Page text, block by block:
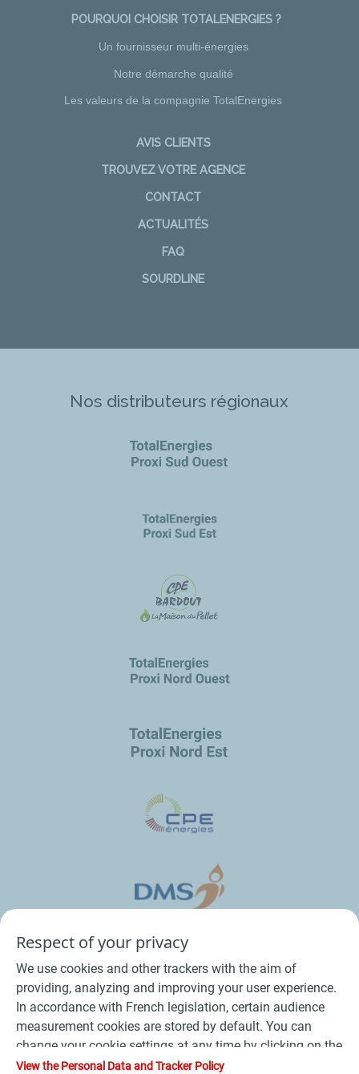
POURQUOI CHOISIR TOTALENERGIES ?
Un fournisseur multi-énergies
Notre démarche qualité
Les valeurs de la compagnie TotalEnergies
AVIS CLIENTS
TROUVEZ VOTRE AGENCE
CONTACT
ACTUALITÉS
FAQ
SOURDLINE
Nos distributeurs régionaux
Conditions Générales de Vente Bois
Respect of your privacy
We use cookies and other trackers with the aim of
providing, analyzing and improving your user experience.
In accordance with French legislation, certain audience
measurement cookies are stored by default. You can
change your cookie settings at any time by clicking on the
"Manage my cookies" button. By clicking on the "Accept"
View the Personal Data and Tracker Policy